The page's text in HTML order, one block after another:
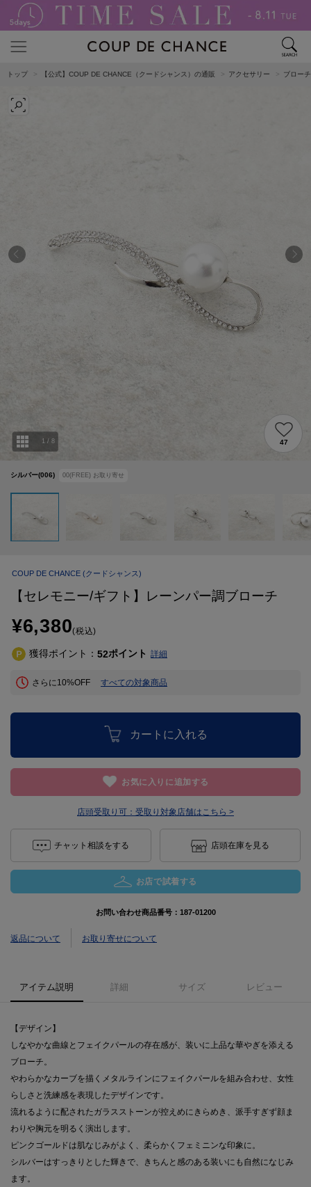
トップ 【公式】COUP DE CHANCE（クードシャンス）の通販 アクセサリー ブロー
シルバー(006) 00(FREE) お取り寄せ
1 / 8 47
COUP DE CHANCE (クードシャンス)
【セレモニー/ギフト】レーンパー調ブローチ
¥6,380(税込)
獲得ポイント： 52ポイント 詳細
さらに10%OFF すべての対象商品
カートに入れる
お気に入りに追加する
店頭受取り可： 受取り対象店舗はこちら >
チャット相談をする 店頭在庫を見る
お店で試着する
お問い合わせ商品番号： 187-01200
返品について お取り寄せについて
アイテム説明 詳細 サイズ レビュー
【デザイン】
しなやかな曲線とフェイクパールの存在感が、装いに上品な華やぎを添える
ブローチ。
やわらかなカーブを描くメタルラインにフェイクパールを組み合わせ、女性
らしさと洗練感を表現したデザインです。
流れるように配されたガラスストーンが控えめにきらめき、派手すぎず顔ま
わりや胸元を明るく演出します。
ピンクゴールドは肌なじみがよく、柔らかくフェミニンな印象に。
シルバーはすっきりとした輝きで、きちんと感のある装いにも自然になじみ
ます。